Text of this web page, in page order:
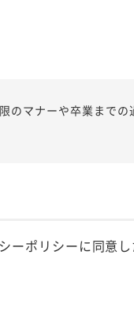
のマナーや卒業まで
ポリシーに同意し